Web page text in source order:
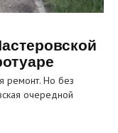
ремонт. Но без
очередной